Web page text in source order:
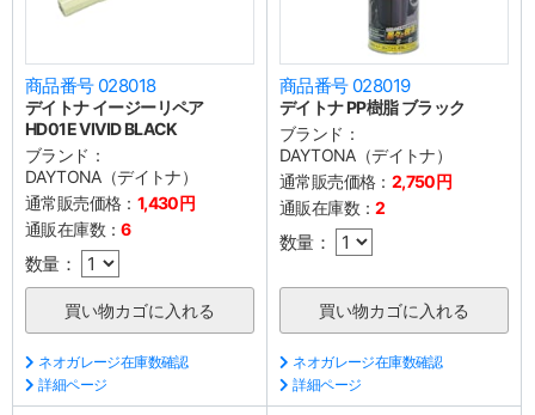
商品番号 028018
デイトナ イージーリペア
HD01E VIVID BLACK
ブランド：
DAYTONA（デイトナ）
通常販売価格： 1,430円
通販在庫数：6
数量：
ネオガレージ在庫数確認
詳細ページ
商品番号 028019
デイトナ PP樹脂 ブラック
ブランド：
DAYTONA（デイトナ）
通常販売価格： 2,750円
通販在庫数：2
数量：
ネオガレージ在庫数確認
詳細ページ